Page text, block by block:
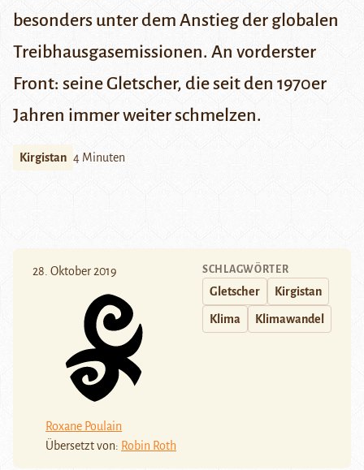
besonders unter dem Anstieg der globalen
Treibhausgasemissionen. An vorderster
Front: seine Gletscher, die seit den 1970er
Jahren immer weiter schmelzen.
Kirgistan 4 Minuten
28. Oktober 2019
Roxane Poulain
Übersetzt von: Robin Roth
SCHLAGWÖRTER
Gletscher Kirgistan
Klima Klimawandel